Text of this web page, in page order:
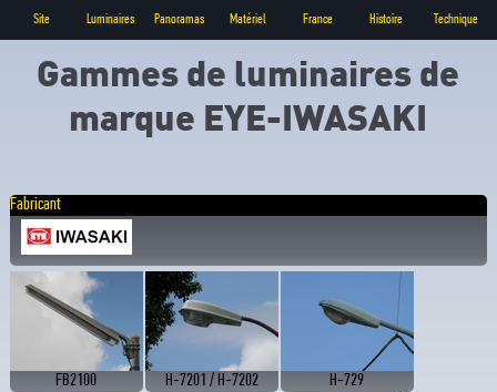
Site Luminaires Panoramas Matériel France Histoire Technique
Gammes de luminaires de
marque EYE-IWASAKI
Fabricant
FB2100 H-7201 / H-7202 H-729